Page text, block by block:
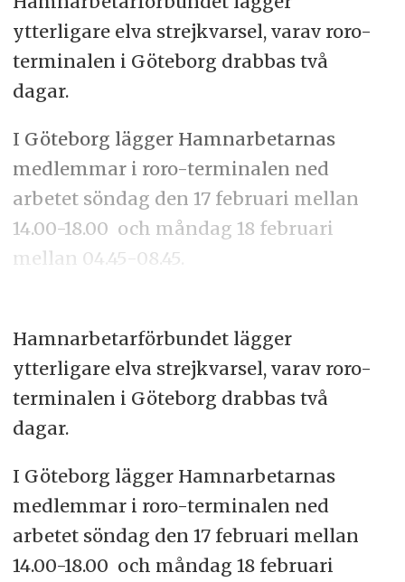
ytterligare elva strejkvarsel, varav roro-
terminalen i Göteborg drabbas två
dagar.
I Göteborg lägger Hamnarbetarnas
medlemmar i roro-terminalen ned
arbetet söndag den 17 februari mellan
14.00-18.00 och måndag 18 februari
mellan 04.45-08.45.
Hamnarbetarförbundet lägger
ytterligare elva strejkvarsel, varav roro-
terminalen i Göteborg drabbas två
dagar.
I Göteborg lägger Hamnarbetarnas
medlemmar i roro-terminalen ned
arbetet söndag den 17 februari mellan
14.00-18.00 och måndag 18 februari